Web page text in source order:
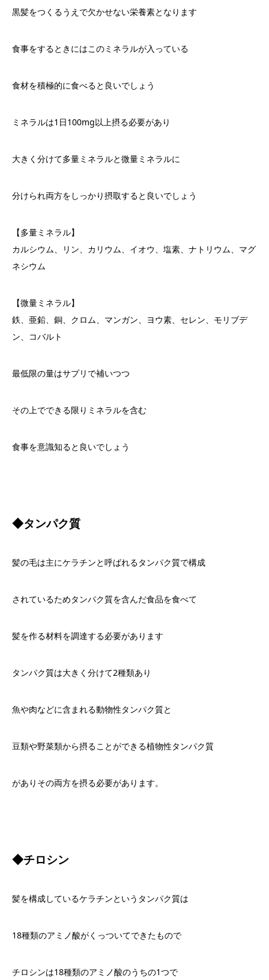
黒髪をつくるうえで欠かせない栄養素となります
食事をするときにはこのミネラルが入っている
食材を積極的に食べると良いでしょう
ミネラルは1 日100mg以上摂る必要があり
大きく分けて多量ミネラルと微量ミネラルに
分けられ両方をしっかり摂取すると良いでしょう
【多量ミネラル】
カルシウム、リン、カリウム、イオウ、塩素、ナトリウム、マグ
ネシウム
【微量ミネラル】
鉄、亜鉛、銅、クロム、マンガン、ヨウ素、セレン、モリブデ
ン、コバルト
最低限の量はサプリで補いつつ
その上でできる限りミネラルを含む
食事を意識知ると良いでしょう
◆タンパク質
髪の毛は主にケラチンと呼ばれるタンパク質で構成
されているためタンパク質を含んだ食品を食べて
髪を作る材料を調達する必要があります
タンパク質は大きく分けて2種類あり
魚や肉などに含まれる動物性タンパク質と
豆類や野菜類から摂ることができる植物性タンパク質
がありその両方を摂る必要があります。
◆チロシン
髪を構成しているケラチンというタンパク質は
18種類のアミノ酸がくっついてできたもので
チロシンは18種類のアミノ酸のうちの1つで